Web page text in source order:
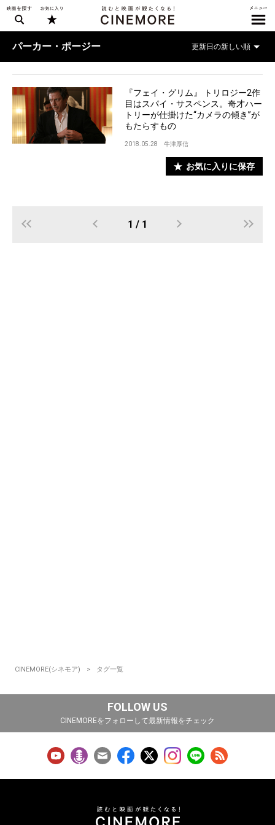
パーカー・ポージー
『フェイ・グリム』 トリロジー2作
目はスパイ・サスペンス。奇才ハー
トリーが仕掛けた“カメラの傾き”が
もたらすもの
2018.05.28 牛津厚信
お気に入りに保存
1 / 1
CINEMORE(シネモア) タグ一覧
FOLLOW US
CINEMOREをフォローして最新情報をチェック